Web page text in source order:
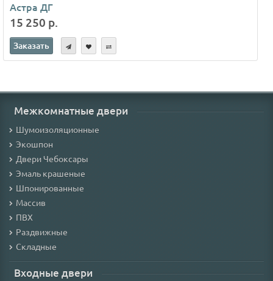
Астра ДГ
15 250 р.
Заказать
Межкомнатные двери
Шумоизоляционные
Экошпон
Двери Чебоксары
Эмаль крашеные
Шпонированные
Массив
ПВХ
Раздвижные
Складные
Входные двери